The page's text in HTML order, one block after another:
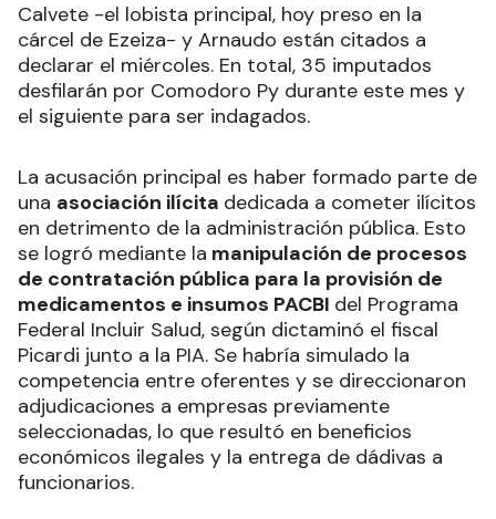
Calvete -el lobista principal, hoy preso en la
cárcel de Ezeiza- y Arnaudo están citados a
declarar el miércoles. En total, 35 imputados
desfilarán por Comodoro Py durante este mes y
el siguiente para ser indagados.
La acusación principal es haber formado parte de
una asociación ilícita dedicada a cometer ilícitos
en detrimento de la administración pública. Esto
se logró mediante la manipulación de procesos
de contratación pública para la provisión de
medicamentos e insumos PACBI del Programa
Federal Incluir Salud, según dictaminó el fiscal
Picardi junto a la PIA. Se habría simulado la
competencia entre oferentes y se direccionaron
adjudicaciones a empresas previamente
seleccionadas, lo que resultó en beneficios
económicos ilegales y la entrega de dádivas a
funcionarios.